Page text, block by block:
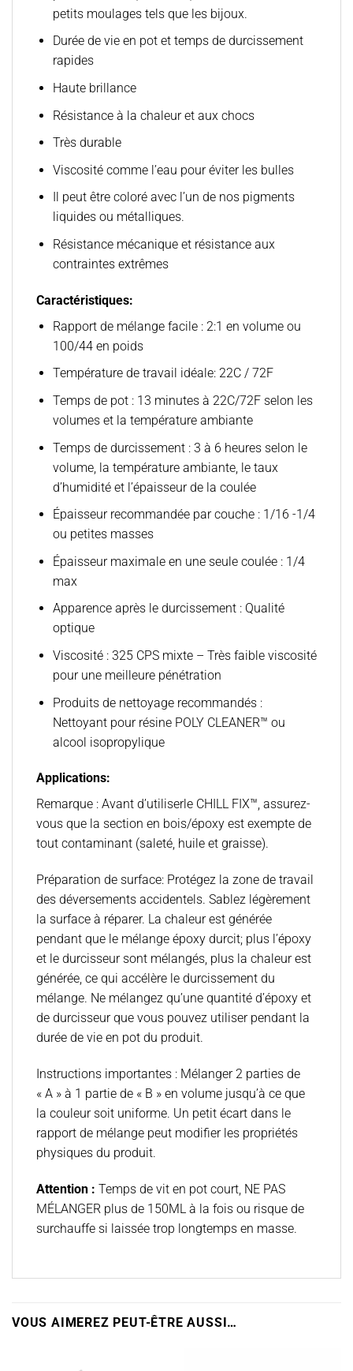
petits moulages tels que les bijoux.
Durée de vie en pot et temps de durcissement
rapides
Haute brillance
Résistance à la chaleur et aux chocs
Très durable
Viscosité comme l’eau pour éviter les bulles
Il peut être coloré avec l’un de nos pigments
liquides ou métalliques.
Résistance mécanique et résistance aux
contraintes extrêmes
Caractéristiques:
Rapport de mélange facile : 2:1 en volume ou
100/44 en poids
Température de travail idéale: 22C / 72F
Temps de pot : 13 minutes à 22C/72F selon les
volumes et la température ambiante
Temps de durcissement : 3 à 6 heures selon le
volume, la température ambiante, le taux
d’humidité et l’épaisseur de la coulée
Épaisseur recommandée par couche : 1/16 -1/4
ou petites masses
Épaisseur maximale en une seule coulée : 1/4
max
Apparence après le durcissement : Qualité
optique
Viscosité : 325 CPS mixte – Très faible viscosité
pour une meilleure pénétration
Produits de nettoyage recommandés :
Nettoyant pour résine POLY CLEANER™ ou
alcool isopropylique
Applications:
Remarque : Avant d’utiliserle CHILL FIX™, assurez-
vous que la section en bois/époxy est exempte de
tout contaminant (saleté, huile et graisse).
Préparation de surface: Protégez la zone de travail
des déversements accidentels. Sablez légèrement
la surface à réparer. La chaleur est générée
pendant que le mélange époxy durcit; plus l’époxy
et le durcisseur sont mélangés, plus la chaleur est
générée, ce qui accélère le durcissement du
mélange. Ne mélangez qu’une quantité d’époxy et
de durcisseur que vous pouvez utiliser pendant la
durée de vie en pot du produit.
Instructions importantes : Mélanger 2 parties de
« A » à 1 partie de « B » en volume jusqu’à ce que
la couleur soit uniforme. Un petit écart dans le
rapport de mélange peut modifier les propriétés
physiques du produit.
Attention : Temps de vit en pot court, NE PAS
MÉLANGER plus de 150ML à la fois ou risque de
surchauffe si laissée trop longtemps en masse.
VOUS AIMEREZ PEUT-ÊTRE AUSSI…